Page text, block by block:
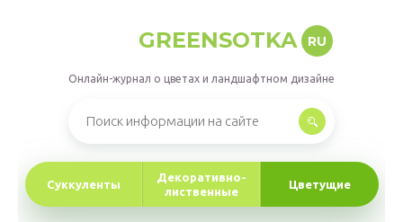
GREENSOTKA RU
Онлайн-журнал о цветах и ландшафтном дизайне
Суккуленты
Декоративно-
лиственные
Цветущие